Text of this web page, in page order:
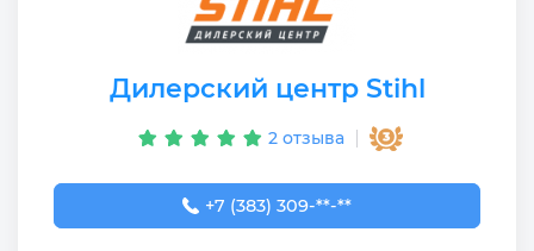
Дилерский центр Stihl
2 отзыва
+7 (383) 309-02-33
+7 (383) 309-**-**